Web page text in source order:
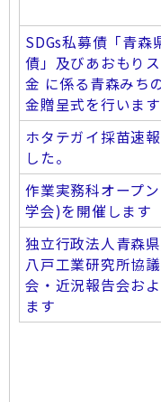
SDGs私募債「青森
債」及びあおもり
金 に係る青森みち
金贈呈式を行います
ホタテガイ採苗速
した。
作業実務科オープ
学会)を開催します
独立行政法人青森
八戸工業研究所協
会・近況報告会お
ます